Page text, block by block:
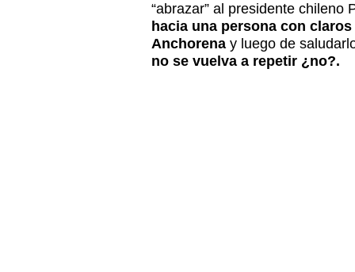
“abrazar” al presidente chileno
hacia una persona con
Anchorena y luego de
no se vuelva a repetir ¿no?.